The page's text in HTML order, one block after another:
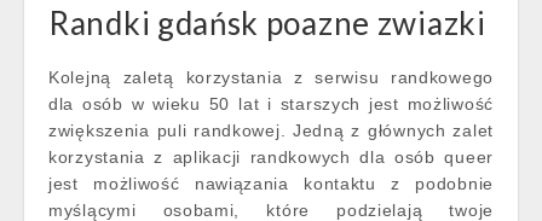
Randki gdańsk poazne zwiazki
Kolejną zaletą korzystania z serwisu randkowego
dla osób w wieku 50 lat i starszych jest możliwość
zwiększenia puli randkowej. Jedną z głównych zalet
korzystania z aplikacji randkowych dla osób queer
jest możliwość nawiązania kontaktu z podobnie
myślącymi osobami, które podzielają twoje